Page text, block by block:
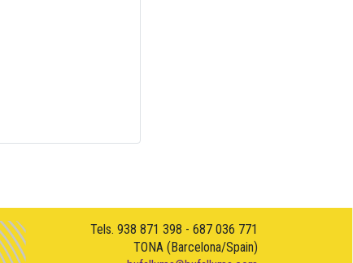
Tels. 938 871 398 - 687 036 771
TONA (Barcelona/Spain)